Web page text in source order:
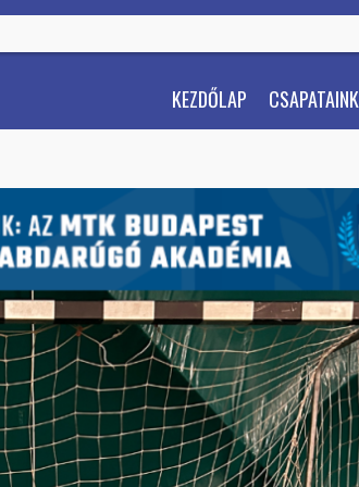
KEZDŐLAP CSAPATAINK